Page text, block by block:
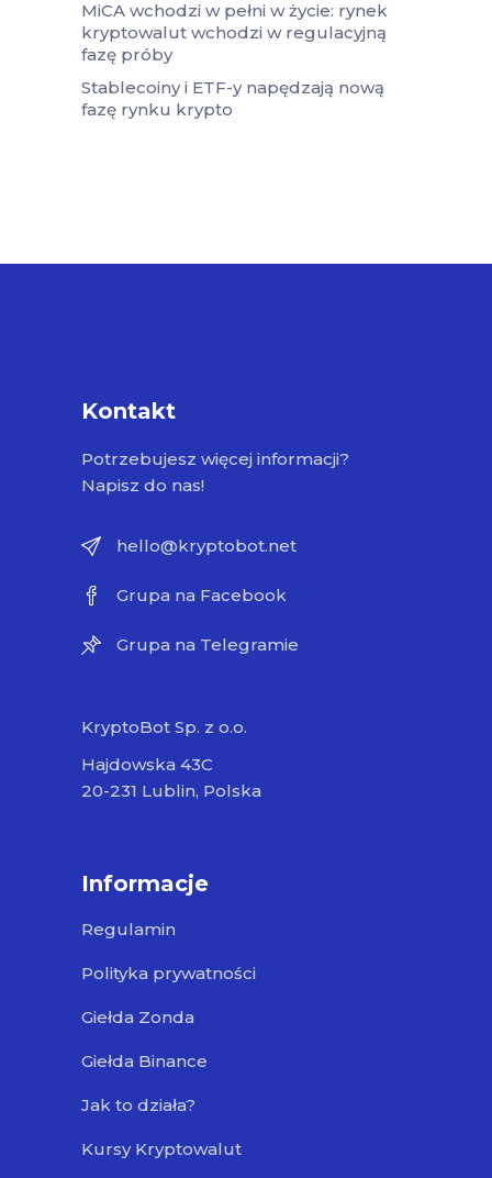
MiCA wchodzi w pełni w życie: rynek
kryptowalut wchodzi w regulacyjną
fazę próby
Stablecoiny i ETF-y napędzają nową
fazę rynku krypto
Kontakt
Potrzebujesz więcej informacji?
Napisz do nas!
hello@kryptobot.net
Grupa na Facebook
Grupa na Telegramie
KryptoBot Sp. z o.o.
Hajdowska 43C
20-231 Lublin, Polska
Informacje
Regulamin
Polityka prywatności
Giełda Zonda
Giełda Binance
Jak to działa?
Kursy Kryptowalut